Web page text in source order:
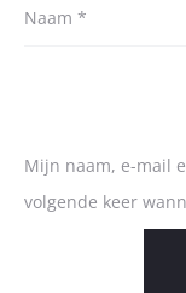
Naam *
Mijn naam, e-mail
volgende keer